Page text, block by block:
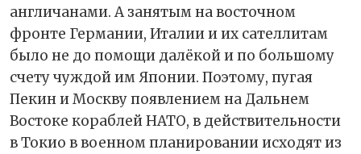
англичанами. А занятым на восточном
фронте Германии, Италии и их сателлитам
было не до помощи далёкой и по большому
счету чуждой им Японии. Поэтому, пугая
Пекин и Москву появлением на Дальнем
Востоке кораблей НАТО, в действительности
в Токио в военном планировании исходят из